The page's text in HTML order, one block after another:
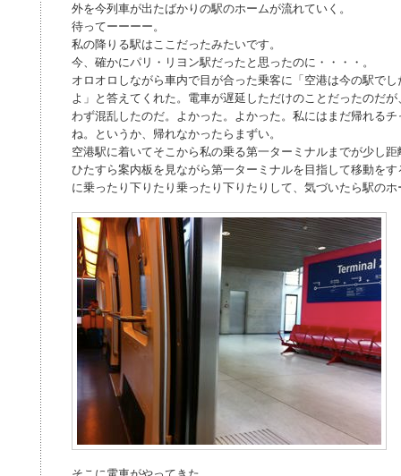
外を今列車が出たばかりの駅のホームが流れていく。
待ってーーーー。
私の降りる駅はここだったみたいです。
今、確かにパリ・リヨン駅だったと思ったのに・・・・。
オロオロしながら車内で目が合った乗客に「空港は今の駅で
よ」と答えてくれた。電車が遅延しただけのことだったのだ
わず混乱したのだ。よかった。よかった。私にはまだ帰れる
ね。というか、帰れなかったらまずい。
空港駅に着いてそこから私の乗る第一ターミナルまでが少し
ひたすら案内板を見ながら第一ターミナルを目指して移動を
に乗ったり下りたり乗ったり下りたりして、気づいたら駅の